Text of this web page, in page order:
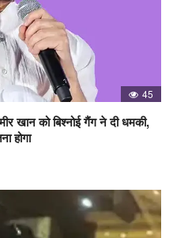
45
खान को बिश्नोई गैंग ने दी धमकी,
होगा